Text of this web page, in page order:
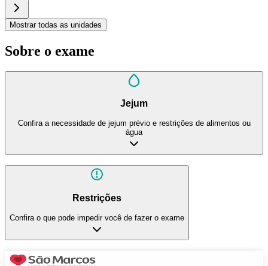
Mostrar todas as unidades
Sobre o exame
Jejum
Confira a necessidade de jejum prévio e restrições de alimentos ou
água
Restrições
Confira o que pode impedir você de fazer o exame